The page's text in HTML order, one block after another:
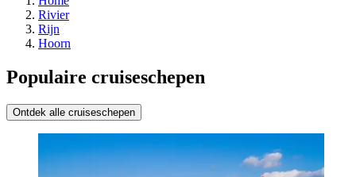
Rivier
Rijn
Hoorn
Populaire cruiseschepen
Ontdek alle cruiseschepen